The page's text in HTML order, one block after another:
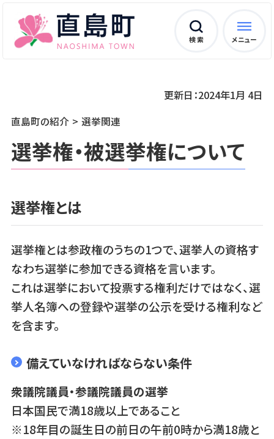
検 索 メニュー
直島町の紹介 選挙関連
更新日：2024年1月 4日
選挙権・被選挙権について
選挙権とは
選挙権とは参政権のうちの1つで、選挙人の資格す
なわち選挙に参加できる資格を言います。
これは選挙において投票する権利だけではなく、選
挙人名簿への登録や選挙の公示を受ける権利など
を含ます。
備えていなければならない条件
衆議院議員・参議院議員の選挙
日本国民で満18歳以上であること
※18年目の誕生日の前日の午前0時から満18歳と